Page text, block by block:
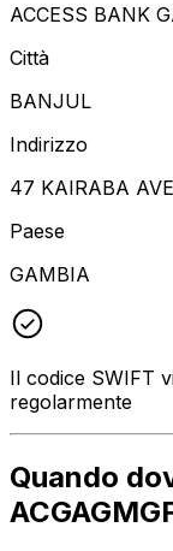
ACCESS BANK
Città
BANJUL
Indirizzo
47 KAIRABA
Paese
GAMBIA
Il codice SWIFT
regolarmente
Quando